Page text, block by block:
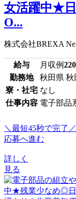
女活躍中★
O...
株式会社BREXA
給与 月収例
勤務地
秋田県 秋
寮・社宅 なし
仕事内容 電子部品
＼最短45秒で完了／
応募へ進む
詳しく
見る